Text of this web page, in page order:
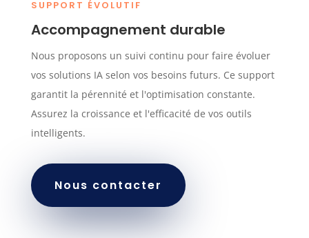
SUPPORT ÉVOLUTIF
Accompagnement durable
Nous proposons un suivi continu pour faire évoluer
vos solutions IA selon vos besoins futurs. Ce support
garantit la pérennité et l'optimisation constante.
Assurez la croissance et l'efficacité de vos outils
intelligents.
Nous contacter